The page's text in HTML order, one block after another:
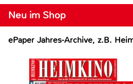
Neu im Shop
ePaper Jahres-Archive, z.B.